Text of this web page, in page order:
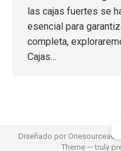
las cajas fuertes se
esencial para
completa,
Cajas…
Diseñado por Onesourceads
Theme — truly